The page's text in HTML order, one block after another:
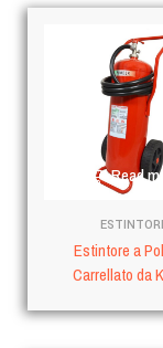
Read
ESTINTORI
Estintore a
Carrellato da